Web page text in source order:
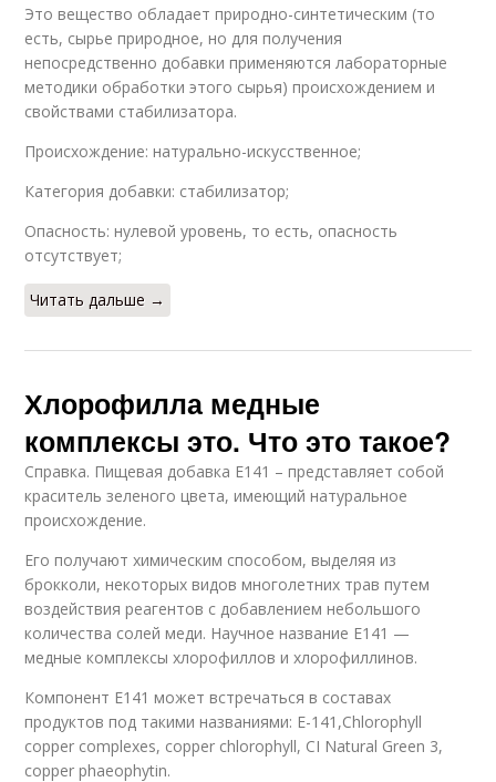
Это вещество обладает природно-синтетическим (то
есть, сырье природное, но для получения
непосредственно добавки применяются лабораторные
методики обработки этого сырья) происхождением и
свойствами стабилизатора.
Происхождение: натурально-искусственное;
Категория добавки: стабилизатор;
Опасность: нулевой уровень, то есть, опасность
отсутствует;
Читать дальше →
Хлорофилла медные
комплексы это. Что это такое?
Справка. Пищевая добавка Е141 – представляет собой
краситель зеленого цвета, имеющий натуральное
происхождение.
Его получают химическим способом, выделяя из
брокколи, некоторых видов многолетних трав путем
воздействия реагентов с добавлением небольшого
количества солей меди. Научное название Е141 —
медные комплексы хлорофиллов и хлорофиллинов.
Компонент Е141 может встречаться в составах
продуктов под такими названиями: Е-141,Chlorophyll
copper complexes, copper chlorophyll, CI Natural Green 3,
copper phaeophytin.